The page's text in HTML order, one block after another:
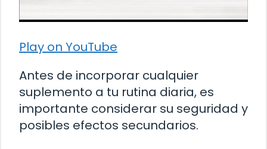
Play on YouTube
Antes de incorporar cualquier
suplemento a tu rutina diaria, es
importante considerar su seguridad y
posibles efectos secundarios.